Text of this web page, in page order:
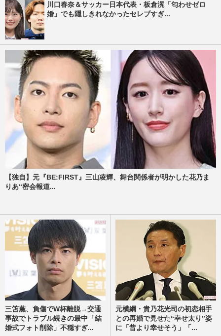
川口春奈＆サッカー日本代表・板倉滉「匂わせゼロ
婚」でも隠しきれなかったセレブすぎ...
【独自】元『BE:FIRST』三山凌輝、舞台関係者が明かした花乃ま
りあ“密会報道...
三笘薫、負傷でW杯離脱→交通
事故でトラブル続きの最中「結
婚式フォト削除」不穏すぎ...
元横綱・貴乃花光司の初恋相手
との再婚で見せた“幸せ太り”姿
に「昔より幸せそう」「...